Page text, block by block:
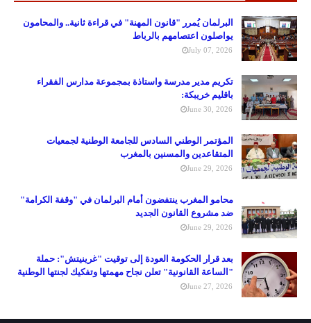
البرلمان يُمرر "قانون المهنة" في قراءة ثانية.. والمحامون
يواصلون اعتصامهم بالرباط
July 07, 2026
تكريم مدير مدرسة واستاذة بمجموعة مدارس الفقراء
باقليم خريبكة:
June 30, 2026
المؤتمر الوطني السادس للجامعة الوطنية لجمعيات
المتقاعدين والمسنين بالمغرب
June 29, 2026
محامو المغرب ينتفضون أمام البرلمان في "وقفة الكرامة"
ضد مشروع القانون الجديد
June 29, 2026
بعد قرار الحكومة العودة إلى توقيت "غرينيتش": حملة
"الساعة القانونية" تعلن نجاح مهمتها وتفكيك لجنتها الوطنية
June 27, 2026